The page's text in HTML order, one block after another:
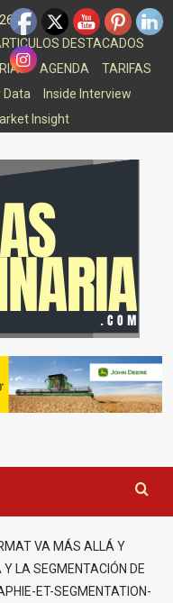
DESTACADOS
AGENDA
TARIFAS
Data
Inside Interview
Insight
VA MÁS ALLÁ Y
LA SEGMENTACIÓN DE
ET-SEGMENTATION-